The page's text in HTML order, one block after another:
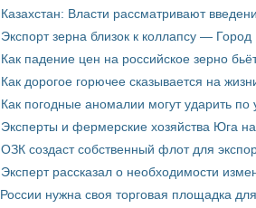
Казахстан: Власти рассматривают
Экспорт зерна близок к коллапсу — Город
Как падение цен на российское зерно
Как дорогое горючее сказывается на
Как погодные аномалии могут ударить
Эксперты и фермерские хозяйства Юга
ОЗК создаст собственный флот для
Эксперт рассказал о необходимости
России нужна своя торговая площадка